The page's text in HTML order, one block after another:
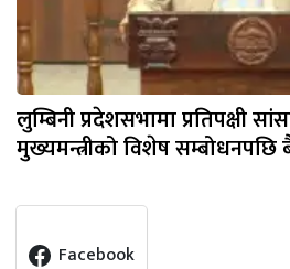
लुम्बिनी प्रदेशसभामा प्रतिपक्षी
मुख्यमन्त्रीको विशेष
Facebook